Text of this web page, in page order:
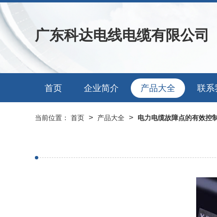
广东科达电线电缆有限公司
首页 企业简介 产品大全 联系
当前位置： 首页 > 产品大全 > 电力电缆故障点的有效控